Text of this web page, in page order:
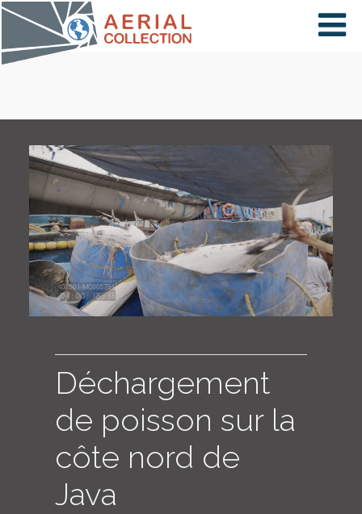
×
PAYS
CARTE
COLLECTIONS
ENGLISH
Déchargement
de poisson sur la
côte nord de
Java